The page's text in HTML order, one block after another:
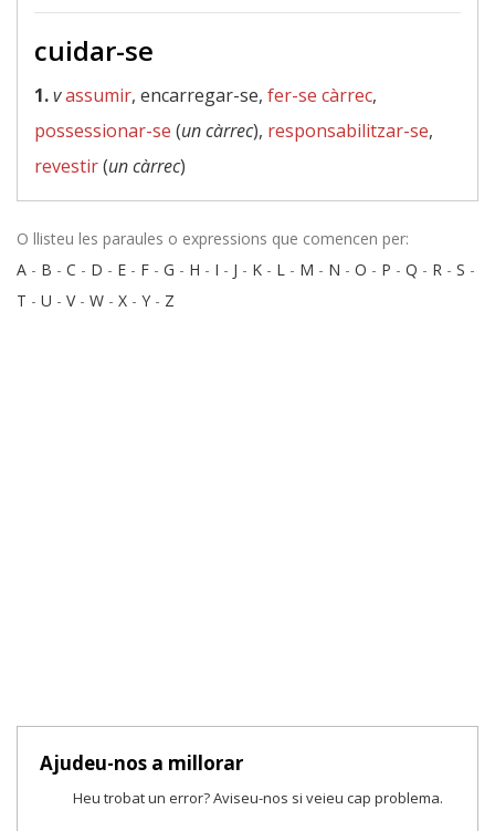
cuidar-se
1.vassumir, encarregar-se, fer-se càrrec,
possessionar-se (un càrrec), responsabilitzar-se,
revestir(un càrrec)
O llisteu les paraules o expressions que comencen per:
A - B - C - D - E - F - G - H - I - J - K - L - M - N - O - P - Q - R - S -
T - U - V- W - X - Y - Z
Ajudeu-nos a millorar
Heu trobat un error? Aviseu-nos si veieu cap problema.